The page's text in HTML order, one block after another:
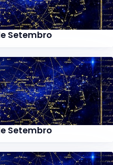
Setembro
Setembro